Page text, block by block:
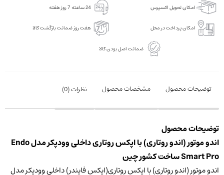
Endo
Smart
Pro
عدد
امکان تحویل اکسپرس 24 ساعته 7 روز هفته
امکان پرداخت در محل هفت روز ضمانت بازگشت کالا
ضمانت اصل بودن کالا
توضیحات محصول مشخصات محصول نظرات (0
)
توضیحات محصول
اندو موتور (اندو روتاری) با اپکس روتاری داخلی وودپکر مدل Endo
Smart Pro ساخت کشور چین
اندو موتور (اندو روتاری) با اپکس روتاری(اپکس فایندر) داخلی وودپکر مدل